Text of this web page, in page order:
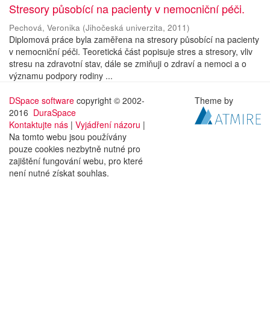
Stresory působící na pacienty v nemocniční péči.
Pechová, Veronika (Jihočeská univerzita, 2011)
Diplomová práce byla zaměřena na stresory působící na pacienty
v nemocniční péči. Teoretická část popisuje stres a stresory, vliv
stresu na zdravotní stav, dále se zmiňuji o zdraví a nemoci a o
významu podpory rodiny ...
DSpace software copyright © 2002-
2016 DuraSpace
Kontaktujte nás | Vyjádření názoru |
Na tomto webu jsou používány
pouze cookies nezbytně nutné pro
zajištění fungování webu, pro které
není nutné získat souhlas.
Theme by